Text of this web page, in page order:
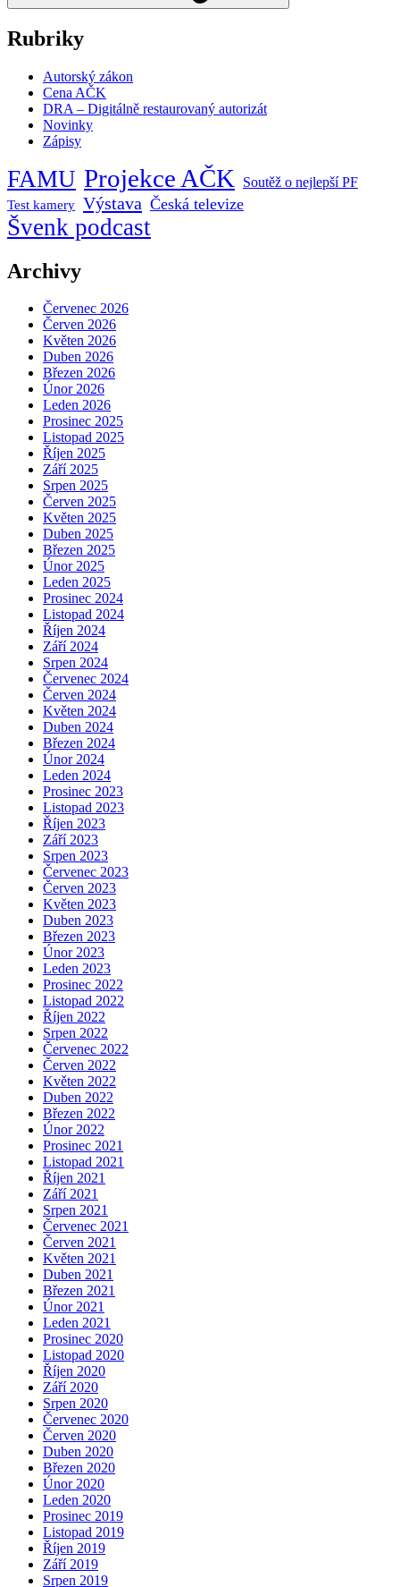
Rubriky
Autorský zákon
Cena AČK
DRA – Digitálně restaurovaný autorizát
Novinky
Zápisy
FAMU Projekce AČK Soutěž o nejlepší PF
Test kamery Výstava Česká televize
Švenk podcast
Archivy
Červenec 2026
Červen 2026
Květen 2026
Duben 2026
Březen 2026
Únor 2026
Leden 2026
Prosinec 2025
Listopad 2025
Říjen 2025
Září 2025
Srpen 2025
Červen 2025
Květen 2025
Duben 2025
Březen 2025
Únor 2025
Leden 2025
Prosinec 2024
Listopad 2024
Říjen 2024
Září 2024
Srpen 2024
Červenec 2024
Červen 2024
Květen 2024
Duben 2024
Březen 2024
Únor 2024
Leden 2024
Prosinec 2023
Listopad 2023
Říjen 2023
Září 2023
Srpen 2023
Červenec 2023
Červen 2023
Květen 2023
Duben 2023
Březen 2023
Únor 2023
Leden 2023
Prosinec 2022
Listopad 2022
Říjen 2022
Srpen 2022
Červenec 2022
Červen 2022
Květen 2022
Duben 2022
Březen 2022
Únor 2022
Prosinec 2021
Listopad 2021
Říjen 2021
Září 2021
Srpen 2021
Červenec 2021
Červen 2021
Květen 2021
Duben 2021
Březen 2021
Únor 2021
Leden 2021
Prosinec 2020
Listopad 2020
Říjen 2020
Září 2020
Srpen 2020
Červenec 2020
Červen 2020
Duben 2020
Březen 2020
Únor 2020
Leden 2020
Prosinec 2019
Listopad 2019
Říjen 2019
Září 2019
Srpen 2019